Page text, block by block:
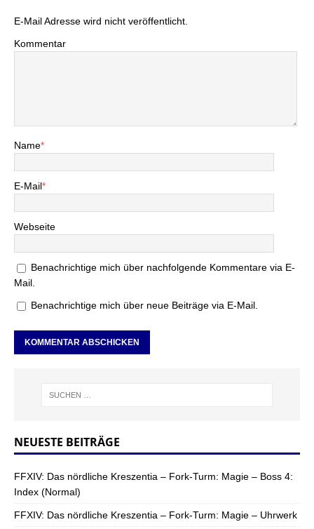
E-Mail Adresse wird nicht veröffentlicht.
Kommentar
Name*
E-Mail*
Webseite
Benachrichtige mich über nachfolgende Kommentare via E-
Mail.
Benachrichtige mich über neue Beiträge via E-Mail.
NEUESTE BEITRÄGE
FFXIV: Das nördliche Kreszentia – Fork-Turm: Magie – Boss 4:
Index (Normal)
FFXIV: Das nördliche Kreszentia – Fork-Turm: Magie – Uhrwerk